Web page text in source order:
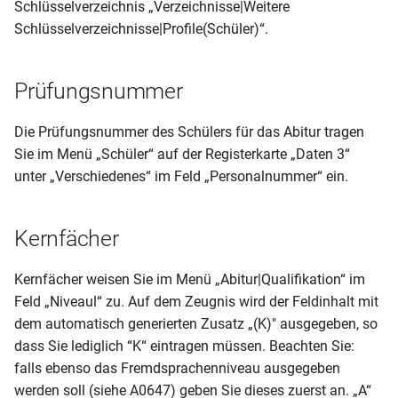
BER-GY-AZ (Schul Z 252)
BER-GY-AZ (Schul Z 301)
BER-GY-AZ (Schul Z 303)
(12.07)
Bescheinigung (Schul Z 350)
BER-GY-JZ (Schul Z 250)
(05.08)
BER-GY-JZ (Schul Z 251)
(07.10)
2 seitig - dynamisch)
2 seitig - dynamisch 2012)
seitig - dynamisch 2012)
RLP-GS-AS
RLP-GS-AS (1. und 2. Klasse -
1 oder 2 seitig)
RLP-GS-AS (1. Klasse – 1
seitig - dynamisch 2012)
RLP-GS (Jahreszeugnis 2.
und 3. Klasse – 2 seitig -
Schülerliste (gruppiert nach
Bildungsgängen)
und Geburtsdatum)
Schülerliste (mit Betrieben)
Schülerliste (mit
Prüfungsfächern inkl Lehrer)
Schülerliste (mit
Sorgeberechtigten deutsch)
Schülerliste (mit
Prüfungsliste
Zeugnisliste BBS (nur für
Minderjährige)
Klassenfachtafel (DIN A4)
Zeugnisliste nach
Schülerfächern (DIN A4 mit
UA und Niveau)
Schlüsselverzeichnis „Verzeichnisse|Weitere
Schlüsselverzeichnisse|Profile(Schüler)“.
Prüfungsnummer
Die Prüfungsnummer des Schülers für das Abitur tragen
Sie im Menü „Schüler“ auf der Registerkarte „Daten 3“
unter „Verschiedenes“ im Feld „Personalnummer“ ein.
Kernfächer
Kernfächer weisen Sie im Menü „Abitur|Qualifikation“ im
Feld „Niveaul“ zu. Auf dem Zeugnis wird der Feldinhalt mit
dem automatisch generierten Zusatz „(K)" ausgegeben, so
dass Sie lediglich “K“ eintragen müssen. Beachten Sie:
falls ebenso das Fremdsprachenniveau ausgegeben
werden soll (siehe A0647) geben Sie dieses zuerst an. „A“